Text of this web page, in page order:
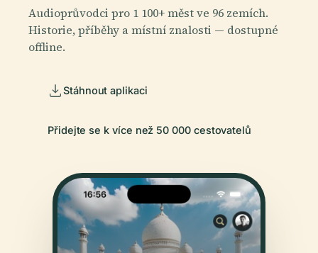
Audioprůvodci pro 1 100+ měst ve 96 zemích.
Historie, příběhy a místní znalosti — dostupné
offline.
Stáhnout aplikaci
Přidejte se k více než 50 000 cestovatelů